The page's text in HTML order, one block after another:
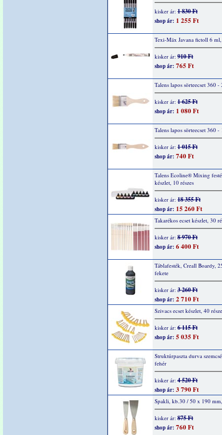
kisker ár: 1 830 Ft
shop ár: 1 255 Ft
Texi-Mäx Javana fictoll 6
kisker ár: 910 Ft
shop ár: 765 Ft
Talens lapos sörteecset 360 -
kisker ár: 1 625 Ft
shop ár: 1 080 Ft
Talens lapos sörteecset 360 -
kisker ár: 1 015 Ft
shop ár: 740 Ft
Talens Ecoline® Mixing
készlet, 10 részes
kisker ár: 18 355 Ft
shop ár: 15 260 Ft
Takarékos ecset készlet, 30
kisker ár: 8 970 Ft
shop ár: 6 400 Ft
Táblafesték, Creall Boardy,
fekete
kisker ár: 3 260 Ft
shop ár: 2 710 Ft
Szivacs ecset készlet, 40
kisker ár: 6 115 Ft
shop ár: 5 035 Ft
Struktúrpaszta durva
fehér
kisker ár: 4 520 Ft
shop ár: 3 790 Ft
Spakli, kb.30 / 50 x 190
kisker ár: 875 Ft
shop ár: 760 Ft